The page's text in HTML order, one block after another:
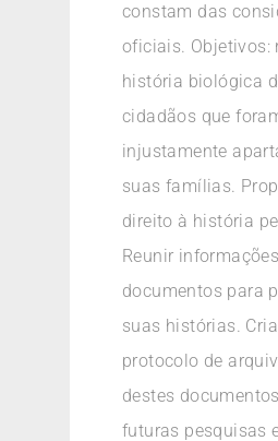
constam das
oficiais. Objetivos:
história biológica
cidadãos que
injustamente
suas famílias.
direito à história
Reunir
documentos para
suas histórias.
protocolo de
destes
futuras pesquisas